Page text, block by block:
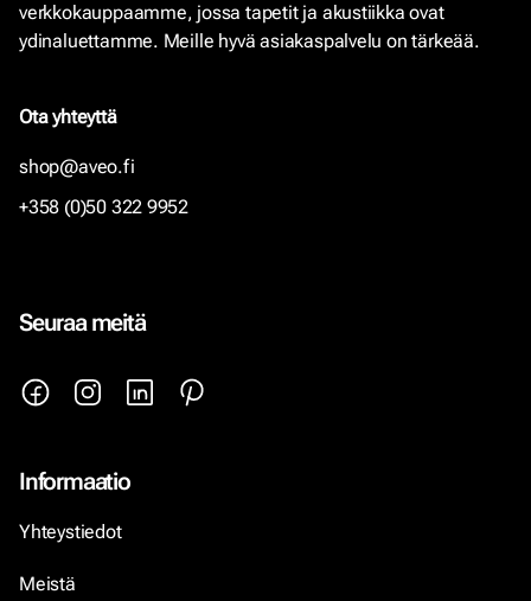
verkkokauppaamme, jossa tapetit ja akustiikka ovat
ydinaluettamme. Meille hyvä asiakaspalvelu on tärkeää.
Ota yhteyttä
shop@aveo.fi
+358 (0)50 322 9952
Seuraa meitä
Informaatio
Yhteystiedot
Meistä